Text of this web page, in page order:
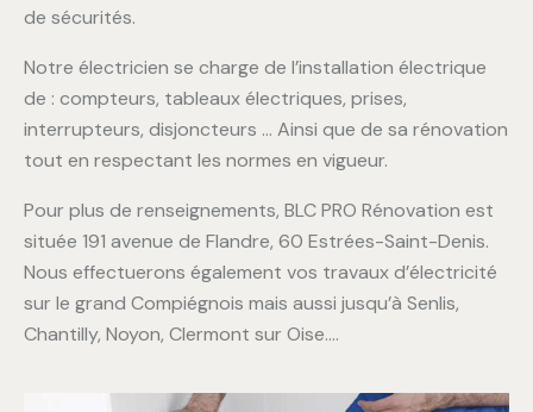
de sécurités.
Notre électricien se charge de l’installation électrique
de : compteurs, tableaux électriques, prises,
interrupteurs, disjoncteurs … Ainsi que de sa rénovation
tout en respectant les normes en vigueur.
Pour plus de renseignements, BLC PRO Rénovation est
située 191 avenue de Flandre, 60 Estrées-Saint-Denis.
Nous effectuerons également vos travaux d’électricité
sur le grand Compiégnois mais aussi jusqu’à Senlis,
Chantilly, Noyon, Clermont sur Oise….